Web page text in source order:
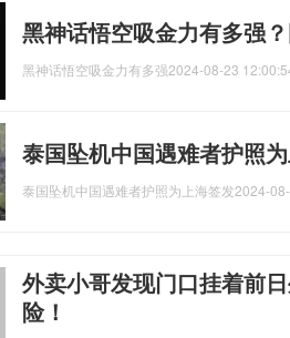
黑神话悟空吸金力有多强
黑神话悟空吸金力有多强2024-08-23
泰国坠机中国遇难者护照
泰国坠机中国遇难者护照为上海签发2024-
外卖小哥发现门口挂着前
险！